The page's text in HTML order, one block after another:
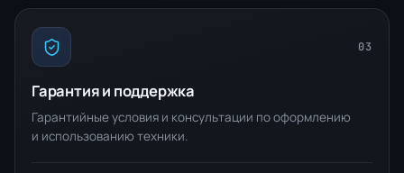
03
Гарантия и поддержка
Гарантийные условия и консультации по оформлению
и использованию техники.